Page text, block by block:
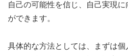
自己の可能性を信じ、自己実現
ができます。
具体的な方法としては、まずは個